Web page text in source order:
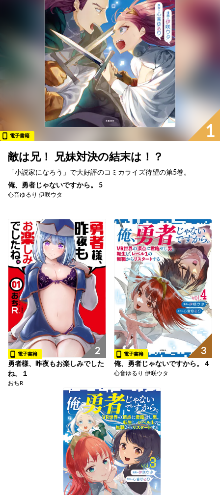
1
電子書籍
敵は兄！ 兄妹対決の結末は！？
「小説家になろう」で大好評のコミカライズ待望の第5巻。
俺、勇者じゃないですから。 5
心音ゆるり 伊咲ウタ
2
電子書籍
勇者様、昨夜もお楽しみでした
ね。１
おちR
3
電子書籍
俺、勇者じゃないですから。４
心音ゆるり 伊咲ウタ